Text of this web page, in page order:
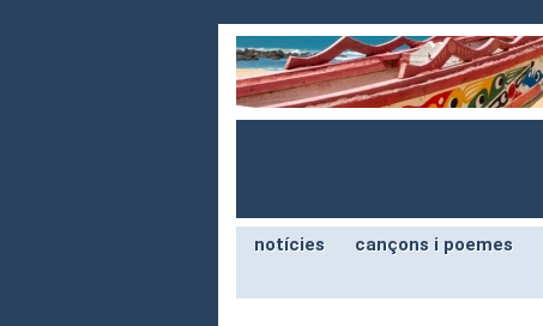
notícies cançons i poemes